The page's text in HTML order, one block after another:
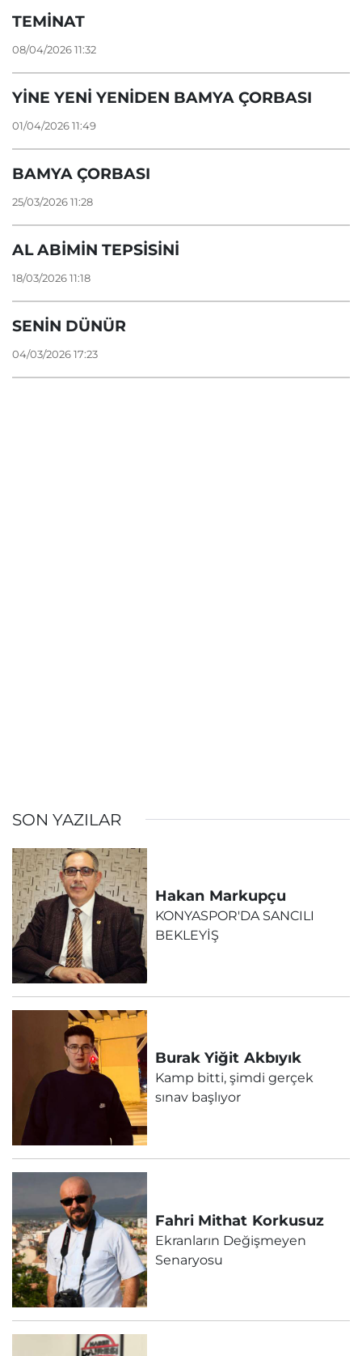
TEMİNAT
08/04/2026 11:32
YİNE YENİ YENİDEN BAMYA ÇORBASI
01/04/2026 11:49
BAMYA ÇORBASI
25/03/2026 11:28
AL ABİMİN TEPSİSİNİ
18/03/2026 11:18
SENİN DÜNÜR
04/03/2026 17:23
SON YAZILAR
Hakan Markupçu
KONYASPOR'DA SANCILI
BEKLEYİŞ
Burak Yiğit Akbıyık
Kamp bitti, şimdi gerçek
sınav başlıyor
Fahri Mithat Korkusuz
Ekranların Değişmeyen
Senaryosu